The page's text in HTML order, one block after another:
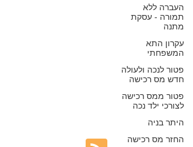
העברה ללא
תמורה - עסקת
מתנה
עקרון התא
המשפחתי
פטור לנכה ולעולה
חדש מס רכישה
פטור ממס רכישה
לצורכי ילד נכה
היתר בניה
החזר מס רכישה
כפיר חיון, עורך דין
24 בספט׳ 2021